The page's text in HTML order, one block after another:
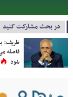
در بحث مشارکت کنید
ظریف:
فاصله
شود